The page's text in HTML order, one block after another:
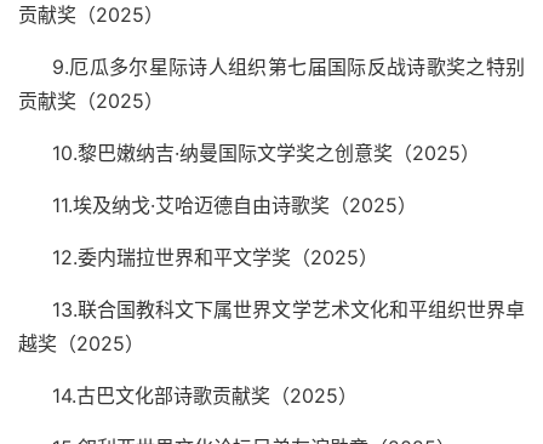
贡献奖（2025）
9.厄瓜多尔星际诗人组织第七届国际反战诗歌奖之特别
贡献奖（2025）
10.黎巴嫩纳吉·纳曼国际文学奖之创意奖（2025）
11.埃及纳戈·艾哈迈德自由诗歌奖（2025）
12.委内瑞拉世界和平文学奖（2025）
13.联合国教科文下属世界文学艺术文化和平组织世界卓
越奖（2025）
14.古巴文化部诗歌贡献奖（2025）